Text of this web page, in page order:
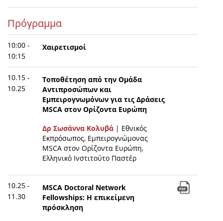
Πρόγραμμα
10:00 -
10:15
Χαιρετισμοί
10.15 -
10.25
Τοποθέτηση από την Ομάδα
Αντιπροσώπων και
Εμπειρογνωμόνων για τις Δράσεις
MSCΑ στον Ορίζοντα Ευρώπη
Δρ Σωσάννα Κολυβά | Εθνικός
Εκπρόσωπος, Εμπειρογνώμονας
MSCA στον Ορίζοντα Ευρώπη,
Ελληνικό Ινστιτούτο Παστέρ
10.25 -
11.30
MSCA Doctoral Network
Fellowships: Η επικείμενη
πρόσκληση